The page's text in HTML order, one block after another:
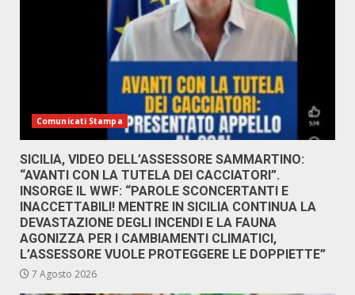
Comunicati Stampa
SICILIA, VIDEO DELL’ASSESSORE SAMMARTINO:
“AVANTI CON LA TUTELA DEI CACCIATORI”.
INSORGE IL WWF: “PAROLE SCONCERTANTI E
INACCETTABILI! MENTRE IN SICILIA CONTINUA LA
DEVASTAZIONE DEGLI INCENDI E LA FAUNA
AGONIZZA PER I CAMBIAMENTI CLIMATICI,
L’ASSESSORE VUOLE PROTEGGERE LE DOPPIETTE”
7 Agosto 2026